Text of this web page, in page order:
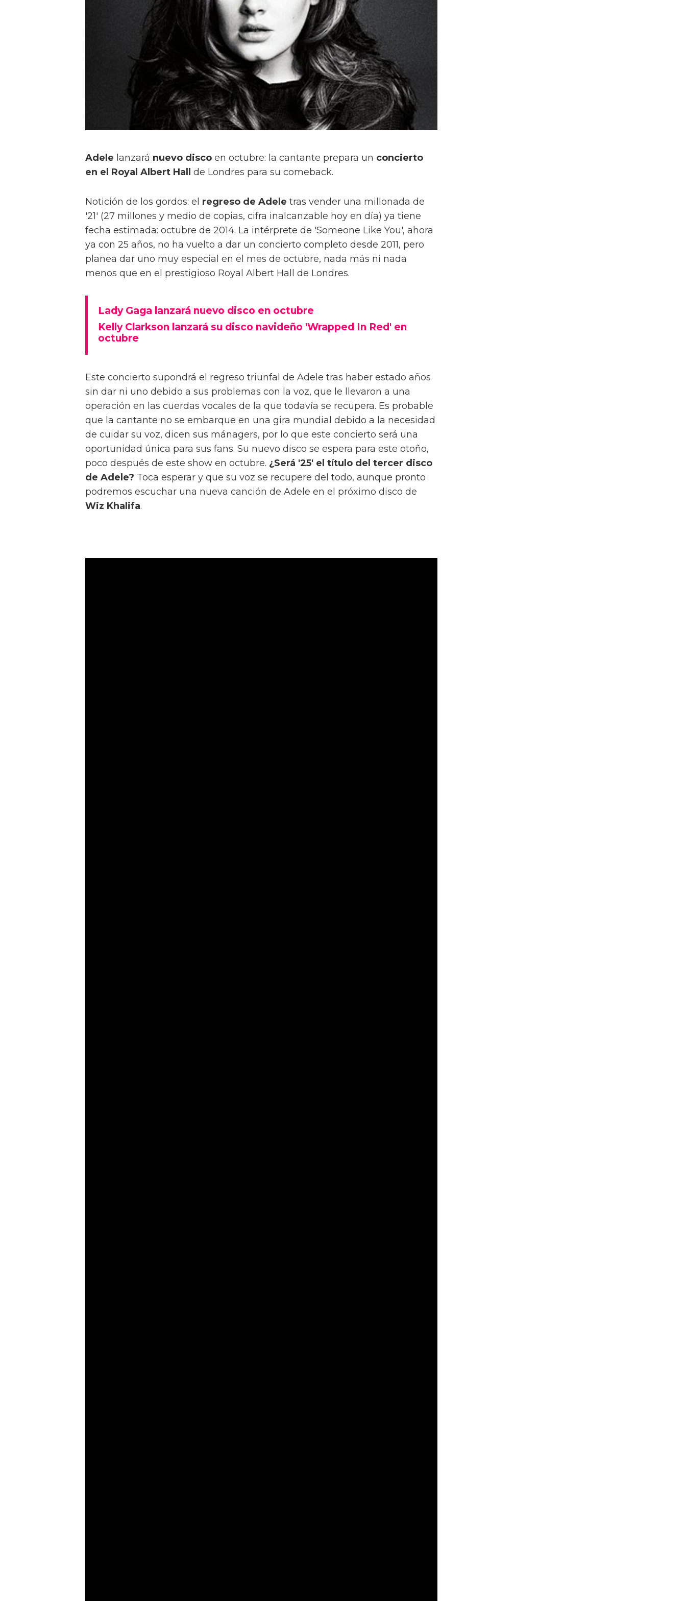
Adele lanzará nuevo disco en octubre: la cantante prepara un concierto
en el Royal Albert Hall
de Londres para su comeback.
Notición de los gordos: el regreso de Adele tras vender una millonada de
'21' (27 millones y medio de copias, cifra inalcanzable hoy en día) ya tiene
fecha estimada: octubre de 2014. La intérprete de 'Someone Like You', ahora
ya con 25 años, no ha vuelto a dar un concierto completo desde 2011, pero
planea dar uno muy especial en el mes de octubre, nada más ni nada
menos que en el prestigioso Royal Albert Hall de Londres.
Lady Gaga lanzará nuevo disco en octubre
Kelly Clarkson lanzará su disco navideño 'Wrapped In Red' en
octubre
Este concierto supondrá el regreso triunfal de Adele tras haber estado años
sin dar ni uno debido a sus problemas con la voz, que le llevaron a una
operación en las cuerdas vocales de la que todavía se recupera. Es probable
que la cantante no se embarque en una gira mundial debido a la necesidad
de cuidar su voz, dicen sus mánagers, por lo que este concierto será una
oportunidad única para sus fans. Su nuevo disco se espera para este otoño,
poco después de este show en octubre. ¿Será '25' el título del tercer disco
de Adele? Toca esperar y que su voz se recupere del todo, aunque pronto
podremos escuchar una nueva canción de Adele en el próximo disco de
Wiz Khalifa.